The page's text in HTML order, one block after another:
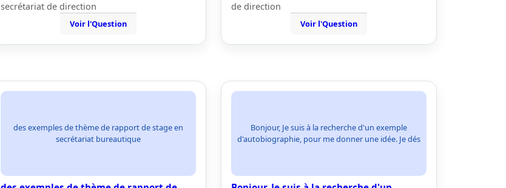
secrétariat de direction
Voir l'Question
de direction
Voir l'Question
des exemples de thème de rapport de stage en
secrétariat bureautique
Bonjour, Je suis à la recherche d'un exemple
d'autobiographie, pour me donner une idée. Je dés